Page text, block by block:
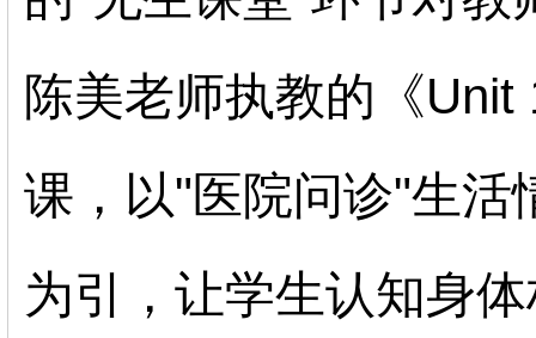
陈美老师执教的《Unit
课，以"医院问诊"生活
为引，让学生认知身